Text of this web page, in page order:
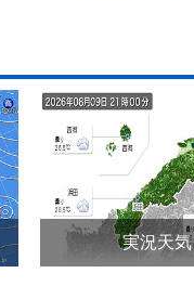
実況天気